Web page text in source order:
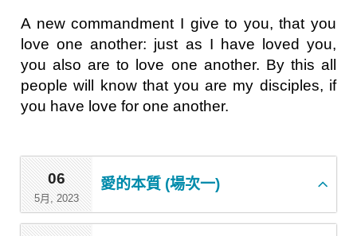
A new commandment I give to you, that you
love one another: just as I have loved you,
you also are to love one another. By this all
people will know that you are my disciples, if
you have love for one another.
06
5月, 2023
愛的本質 (場次一)